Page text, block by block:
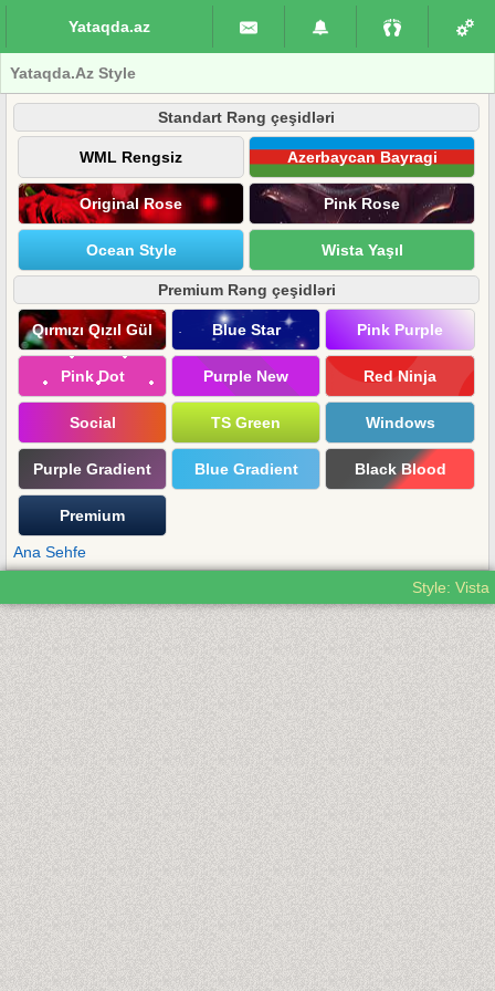
Yataqda.az
Yataqda.Az Style
Standart Rəng çeşidləri
WML Rengsiz Azerbaycan Bayragi
Original Rose Pink Rose
Ocean Style Wista Yaşıl
Premium Rəng çeşidləri
Qırmızı Qızıl Gül Blue Star Pink Purple
Pink Dot Purple New Red Ninja
Social TS Green Windows
Purple Gradient Blue Gradient Black Blood
Premium
Ana Sehfe
Style: Vista